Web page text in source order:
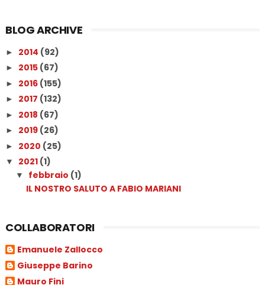
BLOG ARCHIVE
► 2014 (92)
► 2015 (67)
► 2016 (155)
► 2017 (132)
► 2018 (67)
► 2019 (26)
► 2020 (25)
▼ 2021 (1)
▼ febbraio (1)
IL NOSTRO SALUTO A FABIO MARIANI
COLLABORATORI
Emanuele Zallocco
Giuseppe Barino
Mauro Fini